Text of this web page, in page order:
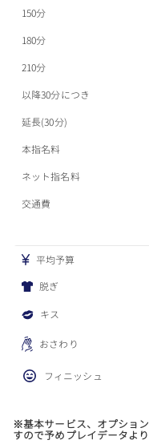
150分
180分
210分
以降30分につき
延長(30分)
本指名料
ネット指名料
交通費
平均予算
脱ぎ
キス
おさわり
フィニッシュ
※基本サービス、オプショ
すので予めプレイデータよ